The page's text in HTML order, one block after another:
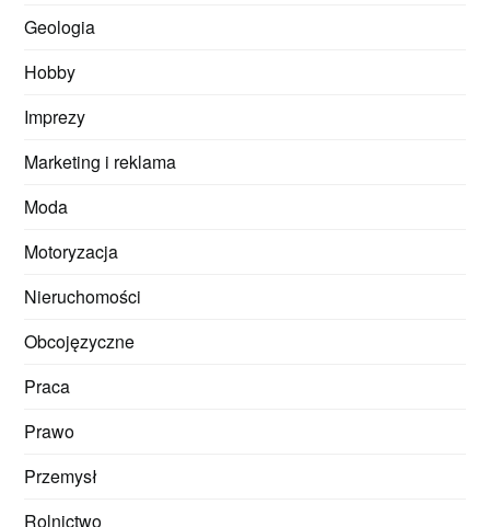
Geologia
Hobby
Imprezy
Marketing i reklama
Moda
Motoryzacja
Nieruchomości
Obcojęzyczne
Praca
Prawo
Przemysł
Rolnictwo